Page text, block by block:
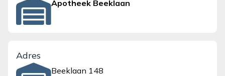
Apotheek Beeklaan
Adres
Beeklaan 148